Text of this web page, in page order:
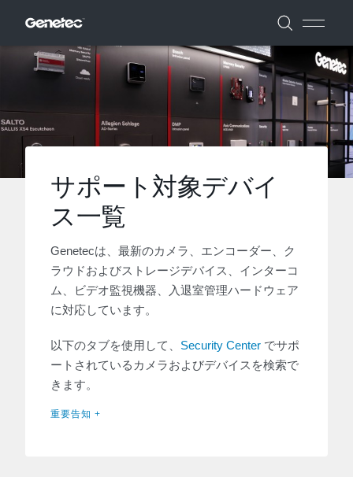
サポート対象デバイ
ス一覧
Genetecは、最新のカメラ、エンコーダー、ク
ラウドおよびストレージデバイス、インターコ
ム、ビデオ監視機器、入退室管理ハードウェア
に対応しています。
以下のタブを使用して、 Security Center でサポ
ートされているカメラおよびデバイスを検索で
きます。
重要告知 +